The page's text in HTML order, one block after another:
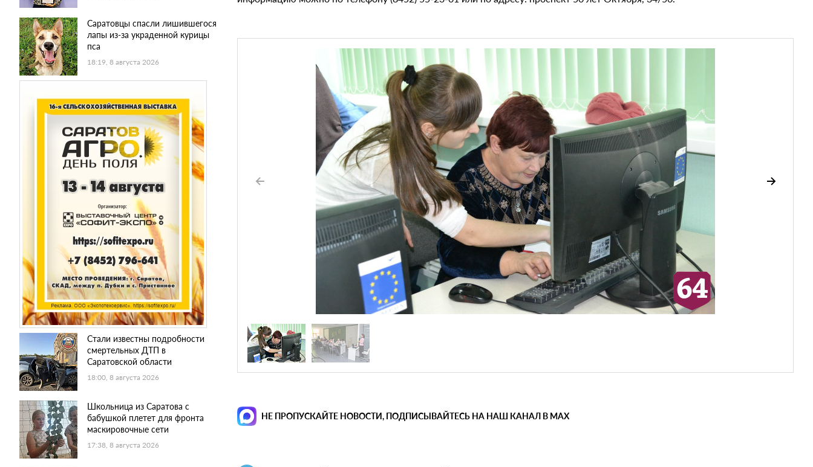
Саратовцы спасли лишившегося
лапы из-за украденной курицы
пса
18:19, 8 августа 2026
Стали известны подробности
смертельных ДТП в
Саратовской области
18:00, 8 августа 2026
Школьница из Саратова с
бабушкой плетет для фронта
маскировочные сети
17:38, 8 августа 2026
НЕ ПРОПУСКАЙТЕ НОВОСТИ, ПОДПИСЫВАЙТЕСЬ НА НАШ КАНАЛ В MAX